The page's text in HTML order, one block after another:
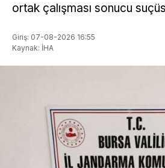
ortak çalışması sonucu
Giriş: 07-08-2026 16:55
Kaynak: İHA